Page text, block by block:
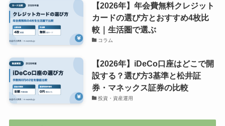
【2026年】年会費無料クレジット
カードの選び方とおすすめ4枚比
較｜生活圏で選ぶ
コラム
【2026年】iDeCo口座はどこで開
設する？選び方3基準と松井証
券・マネックス証券の比較
投資・資産運用